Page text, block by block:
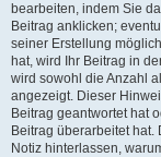
bearbeiten, indem Sie
Beitrag anklicken;
seiner Erstellung
hat, wird Ihr Beitrag in
wird sowohl die Anzahl
angezeigt. Dieser
Beitrag geantwortet hat
Beitrag überarbeitet
Notiz hinterlassen,